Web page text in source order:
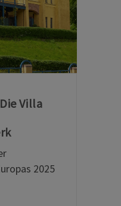
Villa
2025